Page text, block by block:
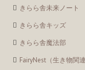
きらら舎未来ノート
きらら舎キッズ
きらら舎魔法部
FairyNest（生き物関連